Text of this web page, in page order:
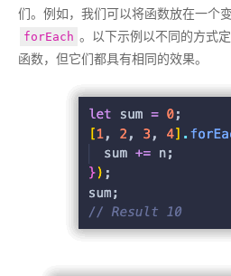
们。例如，我们可以将函数放在一个
forEach 。以下示例以不同的方式
函数，但它们都具有相同的效果。